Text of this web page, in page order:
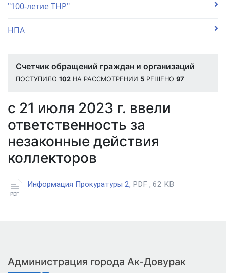
"100-летие ТНР"
НПА
Счетчик обращений граждан и организаций
ПОСТУПИЛО 102 НА РАССМОТРЕНИИ 5 РЕШЕНО 97
с 21 июля 2023 г. ввели
ответственность за
незаконные действия
коллекторов
Информация Прокуратуры 2, PDF , 62 KB
Администрация города Ак-Довурак